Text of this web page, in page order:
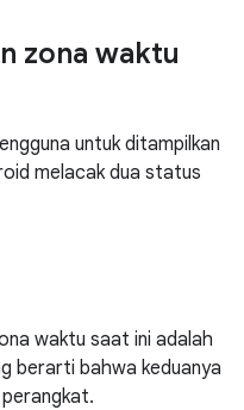
zona waktu
untuk ditampilkan
melacak dua status
waktu saat ini adalah
berarti bahwa keduanya